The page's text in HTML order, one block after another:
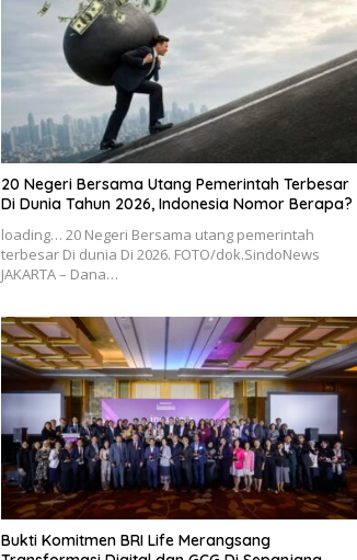
20 Negeri Bersama Utang Pemerintah Terbesar
Di Dunia Tahun 2026, Indonesia Nomor Berapa?
loading… 20 Negeri Bersama utang pemerintah
terbesar Di dunia Di 2026. FOTO/dok.SindoNews
JAKARTA – Dana…
Bukti Komitmen BRI Life Merangsang